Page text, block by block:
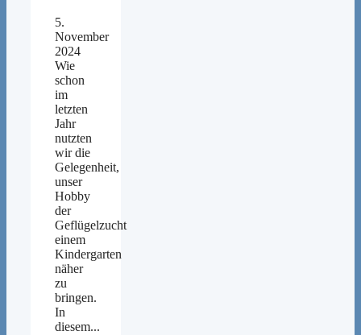
5.
November
2024
Wie
schon
im
letzten
Jahr
nutzten
wir die
Gelegenheit,
unser
Hobby
der
Geflügelzucht
einem
Kindergarten
näher
zu
bringen.
In
diesem...